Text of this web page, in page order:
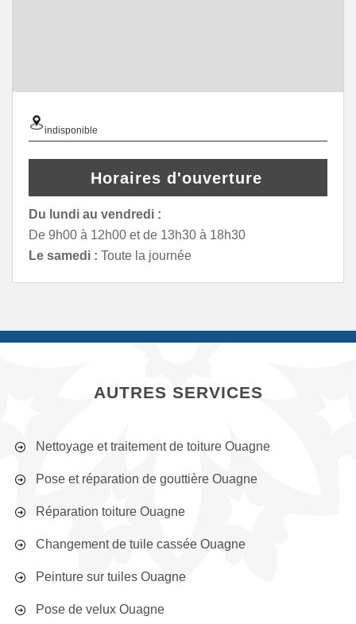
indisponible
Horaires d'ouverture
Du lundi au vendredi :
De 9h00 à 12h00 et de 13h30 à 18h30
Le samedi : Toute la journée
AUTRES SERVICES
Nettoyage et traitement de toiture Ouagne
Pose et réparation de gouttière Ouagne
Réparation toiture Ouagne
Changement de tuile cassée Ouagne
Peinture sur tuiles Ouagne
Pose de velux Ouagne